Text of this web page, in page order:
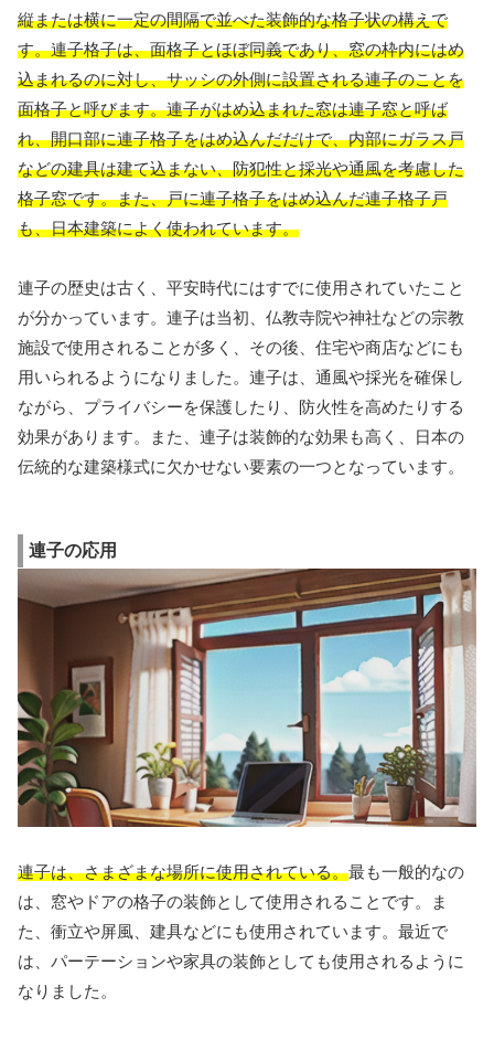
縦または横に一定の間隔で並べた装飾的な格子状の構えで
す。連子格子は、面格子とほぼ同義であり、窓の枠内にはめ
込まれるのに対し、サッシの外側に設置される連子のことを
面格子と呼びます。連子がはめ込まれた窓は連子窓と呼ば
れ、開口部に連子格子をはめ込んだだけで、内部にガラス戸
などの建具は建て込まない、防犯性と採光や通風を考慮した
格子窓です。また、戸に連子格子をはめ込んだ連子格子戸
も、日本建築によく使われています。
連子の歴史は古く、平安時代にはすでに使用されていたこと
が分かっています。連子は当初、仏教寺院や神社などの宗教
施設で使用されることが多く、その後、住宅や商店などにも
用いられるようになりました。連子は、通風や採光を確保し
ながら、プライバシーを保護したり、防火性を高めたりする
効果があります。また、連子は装飾的な効果も高く、日本の
伝統的な建築様式に欠かせない要素の一つとなっています。
連子の応用
連子は、さまざまな場所に使用されている。最も一般的なの
は、窓やドアの格子の装飾として使用されることです。ま
た、衝立や屏風、建具などにも使用されています。最近で
は、パーテーションや家具の装飾としても使用されるように
なりました。